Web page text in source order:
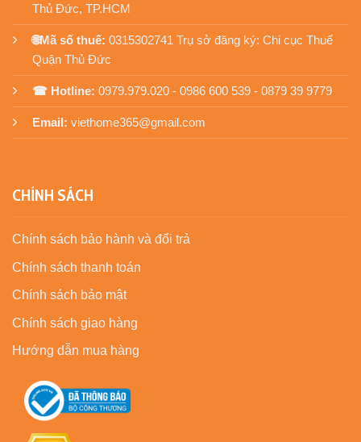
Thủ Đức, TP.HCM
🌐Mã số thuế: 0315302741 Trụ sở đăng ký: Chi cục Thuế
Quận Thủ Đức
☎ Hotline: 0979.979.020 - 0986 600 539 - 0879 39 9779
Email: viethome365@gmail.com
CHÍNH SÁCH
Chính sách bảo hành và đổi trả
Chính sách thanh toán
Chính sách bảo mật
Chính sách giao hàng
Hướng dẫn mua hàng